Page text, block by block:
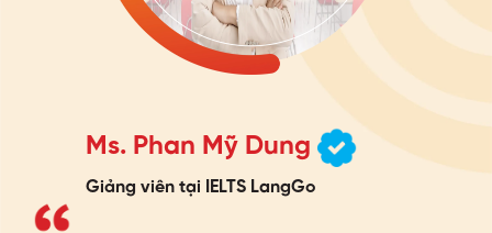
Ms. Phan Mỹ Dung
Giảng viên tại IELTS LangGo